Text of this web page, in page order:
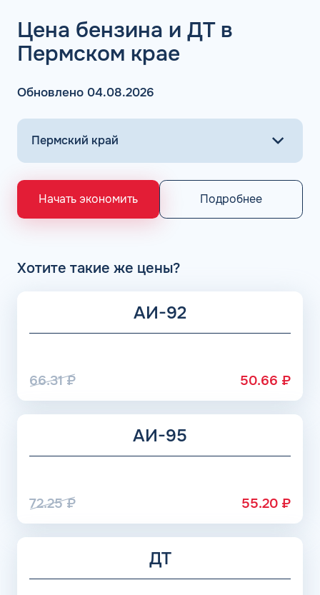
Цена бензина и ДТ в
Пермском крае
Обновлено 04.08.2026
Начать экономить Подробнее
Хотите такие же цены?
АИ-92
66.31₽ 50.66 ₽
АИ-95
72.25₽ 55.20 ₽
ДТ